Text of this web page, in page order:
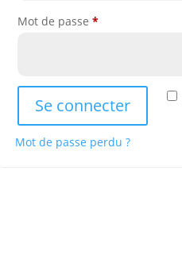
Mot de passe*Obligatoire
Se connecter
Mot de passe perdu ?